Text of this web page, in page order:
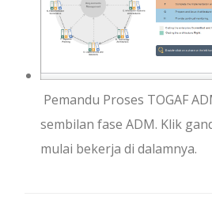
Pemandu Proses TOGAF
sembilan fase ADM. Klik
mulai bekerja di dalamnya.